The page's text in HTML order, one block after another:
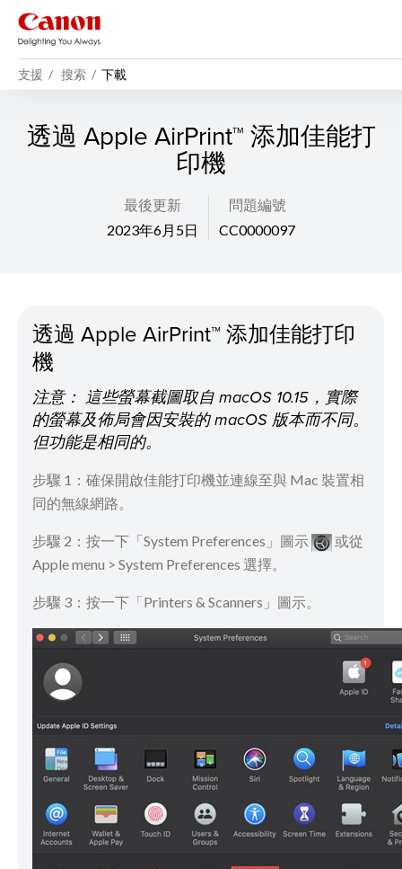
支援 搜索 下載
透過 Apple AirPrint™ 添加佳能打
印機
最後更新
2023年6月5日
問題編號
CC0000097
透過 Apple AirPrint™ 添加佳能打印
機
注意： 這些螢幕截圖取自 macOS 10.15，實際
的螢幕及佈局會因安裝的 macOS 版本而不同。
但功能是相同的。
步驟 1：確保開啟佳能打印機並連線至與 Mac 裝置相
同的無線網路。
步驟 2：按一下「System Preferences」圖示
​​​​ 或從
Apple menu > System Preferences 選擇。
步驟 3：按一下「Printers & Scanners」圖示。